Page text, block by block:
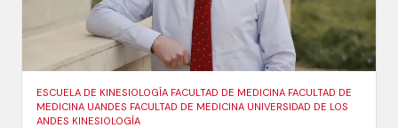
ESCUELA DE KINESIOLOGÍA FACULTAD DE MEDICINA FACULTAD DE
MEDICINA UANDES FACULTAD DE MEDICINA UNIVERSIDAD DE LOS
ANDES KINESIOLOGÍA